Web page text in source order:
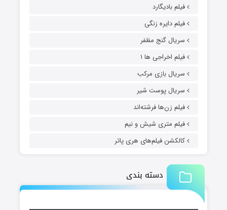
فیلم بادیگارد
فیلم دایره زنگی
سریال گنج مظفر
فیلم اخراجی ها ۱
سریال بازی مرکب
سریال پوست شیر
فیلم زن‌ها فرشته‌اند
فیلم متری شیش و نیم
کالکشن فیلم‌های هری پاتر
دسته بندی